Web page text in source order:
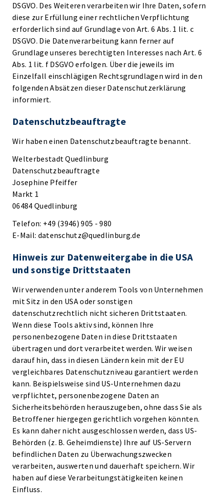
DSGVO. Des Weiteren verarbeiten wir Ihre Daten, sofern
diese zur Erfüllung einer rechtlichen Verpflichtung
erforderlich sind auf Grundlage von Art. 6 Abs. 1 lit. c
DSGVO. Die Datenverarbeitung kann ferner auf
Grundlage unseres berechtigten Interesses nach Art. 6
Abs. 1 lit. f DSGVO erfolgen. Über die jeweils im
Einzelfall einschlägigen Rechtsgrundlagen wird in den
folgenden Absätzen dieser Datenschutzerklärung
informiert.
Datenschutz­beauftragte
Wir haben einen Datenschutzbeauftragte benannt.
Welterbestadt Quedlinburg
Datenschutzbeauftragte
Josephine Pfeiffer
Markt 1
06484 Quedlinburg
Telefon: +49 (3946) 905 - 980
E-Mail: datenschutz@quedlinburg.de
Hinweis zur Datenweitergabe in die USA
und sonstige Drittstaaten
Wir verwenden unter anderem Tools von Unternehmen
mit Sitz in den USA oder sonstigen
datenschutzrechtlich nicht sicheren Drittstaaten.
Wenn diese Tools aktiv sind, können Ihre
personenbezogene Daten in diese Drittstaaten
übertragen und dort verarbeitet werden. Wir weisen
darauf hin, dass in diesen Ländern kein mit der EU
vergleichbares Datenschutzniveau garantiert werden
kann. Beispielsweise sind US-Unternehmen dazu
verpflichtet, personenbezogene Daten an
Sicherheitsbehörden herauszugeben, ohne dass Sie als
Betroffener hiergegen gerichtlich vorgehen könnten.
Es kann daher nicht ausgeschlossen werden, dass US-
Behörden (z. B. Geheimdienste) Ihre auf US-Servern
befindlichen Daten zu Überwachungszwecken
verarbeiten, auswerten und dauerhaft speichern. Wir
haben auf diese Verarbeitungstätigkeiten keinen
Einfluss.